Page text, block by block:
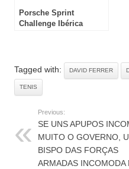
Porsche Sprint
Challenge Ibérica
Tagged with: DAVID FERRER
TENIS
Previous:
SE UNS APUPOS
MUITO O GOVERNO,
BISPO DAS FORÇAS
ARMADAS INCOMODA